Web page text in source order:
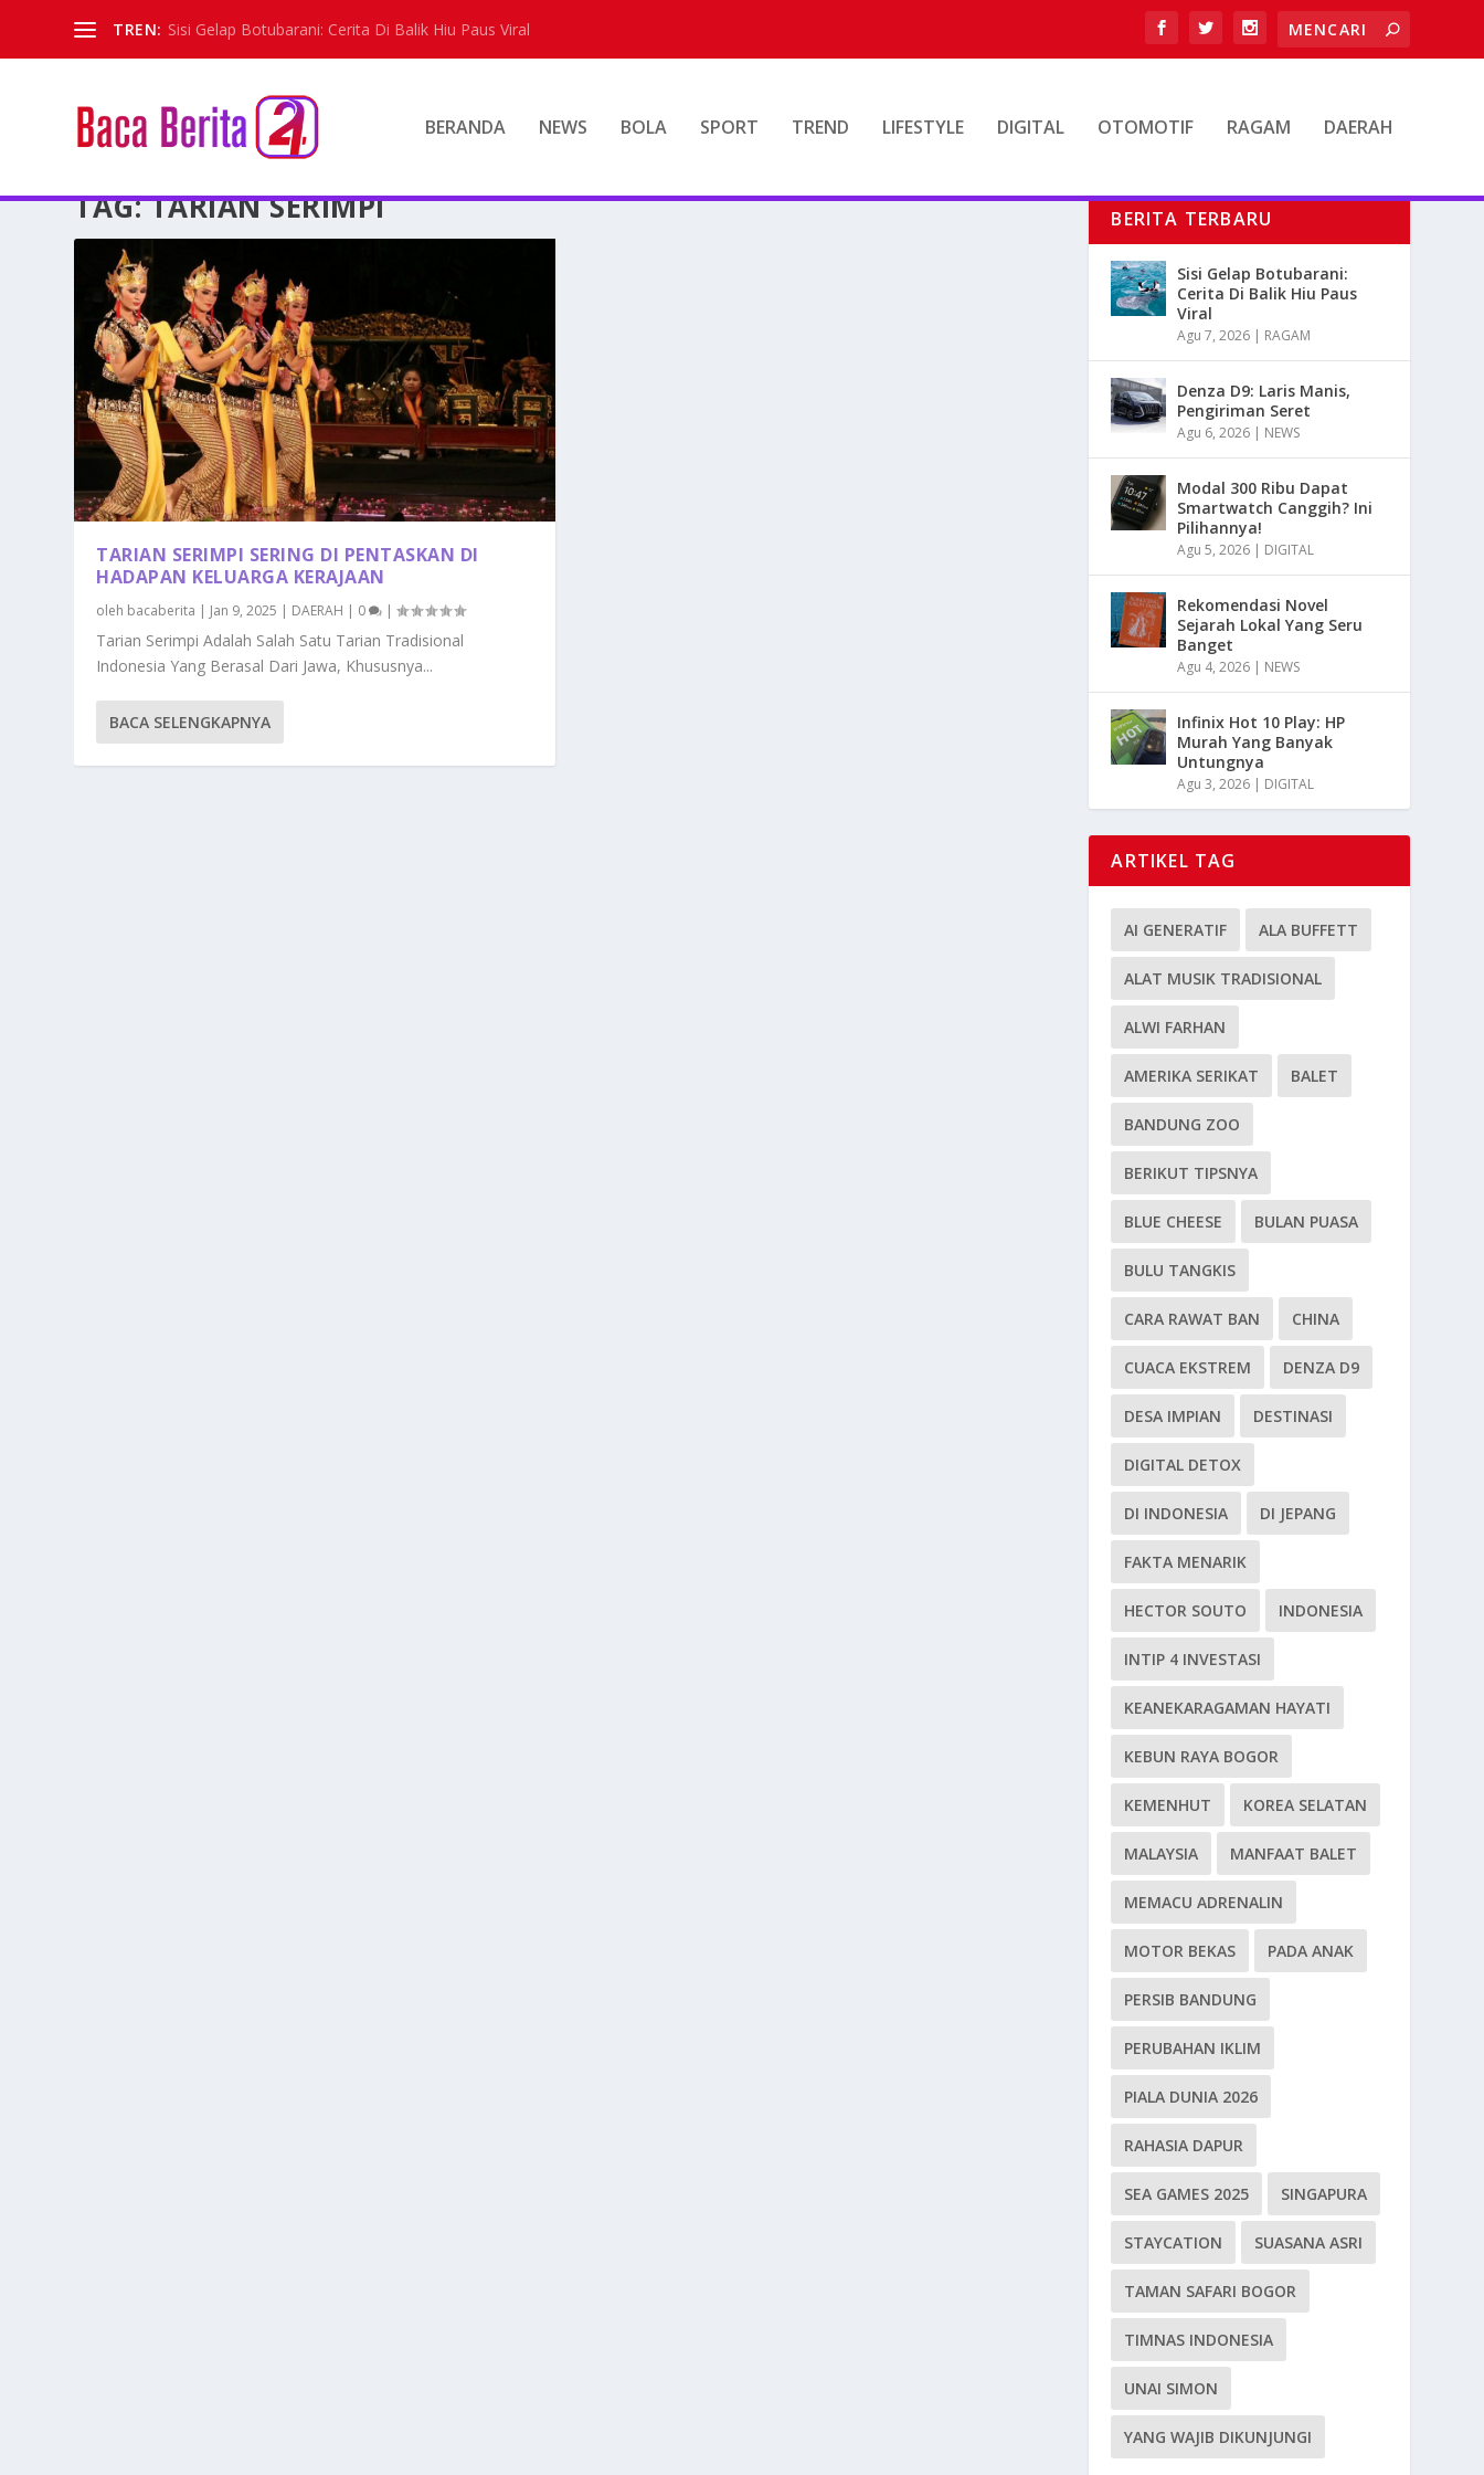
TREN: Sisi Gelap Botubarani: Cerita Di Balik Hiu Paus Viral
BERANDA NEWS BOLA SPORT TREND LIFESTYLE DIGITAL OTOMOTIF RAGAM DAERAH
TAG:TARIAN SERIMPI
TARIAN SERIMPI SERING DI PENTASKAN DI
HADAPAN KELUARGA KERAJAAN
oleh bacaberita | Jan 9, 2025 | DAERAH | 0 |
Tarian Serimpi Adalah Salah Satu Tarian Tradisional
Indonesia Yang Berasal Dari Jawa, Khususnya...
BACA SELENGKAPNYA
BERITA TERBARU
Sisi Gelap Botubarani:
Cerita Di Balik Hiu Paus
Viral
Agu 7, 2026 | RAGAM
Denza D9: Laris Manis,
Pengiriman Seret
Agu 6, 2026 | NEWS
Modal 300 Ribu Dapat
Smartwatch Canggih? Ini
Pilihannya!
Agu 5, 2026 | DIGITAL
Rekomendasi Novel
Sejarah Lokal Yang Seru
Banget
Agu 4, 2026 | NEWS
Infinix Hot 10 Play: HP
Murah Yang Banyak
Untungnya
Agu 3, 2026 | DIGITAL
ARTIKEL TAG
AI GENERATIF ALA BUFFETT
ALAT MUSIK TRADISIONAL
ALWI FARHAN
AMERIKA SERIKAT BALET
BANDUNG ZOO
BERIKUT TIPSNYA
BLUE CHEESE BULAN PUASA
BULU TANGKIS
CARA RAWAT BAN CHINA
CUACA EKSTREM DENZA D9
DESA IMPIAN DESTINASI
DIGITAL DETOX
DI INDONESIA DI JEPANG
FAKTA MENARIK
HECTOR SOUTO INDONESIA
INTIP 4 INVESTASI
KEANEKARAGAMAN HAYATI
KEBUN RAYA BOGOR
KEMENHUT KOREA SELATAN
MALAYSIA MANFAAT BALET
MEMACU ADRENALIN
MOTOR BEKAS PADA ANAK
PERSIB BANDUNG
PERUBAHAN IKLIM
PIALA DUNIA 2026
RAHASIA DAPUR
SEA GAMES 2025 SINGAPURA
STAYCATION SUASANA ASRI
TAMAN SAFARI BOGOR
TIMNAS INDONESIA
UNAI SIMON
YANG WAJIB DIKUNJUNGI